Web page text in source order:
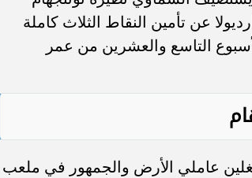
عن تأمين النقاط الثلاث كاملة
التاسع والعشرين من عمر
عاملي الأرض والجمهور في ملعب